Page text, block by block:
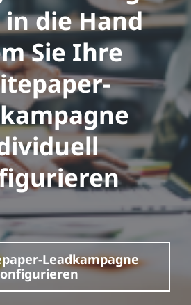
die Hand
Sie Ihre
Leadkampagne